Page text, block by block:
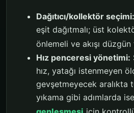
Dağıtıcı/kollektör seçimi:
eşit dağıtmalı; üst
önlemeli ve akışı düzgün
Hız penceresi yönetimi:
hız, yatağı istenmeyen
gevşetmeyecek aralıkta
yıkama gibi adımlarda